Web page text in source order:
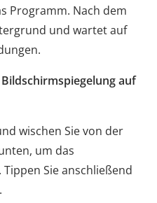
Programm. Nach dem
und wartet auf
auf
wischen Sie von der
um das
Sie anschließend